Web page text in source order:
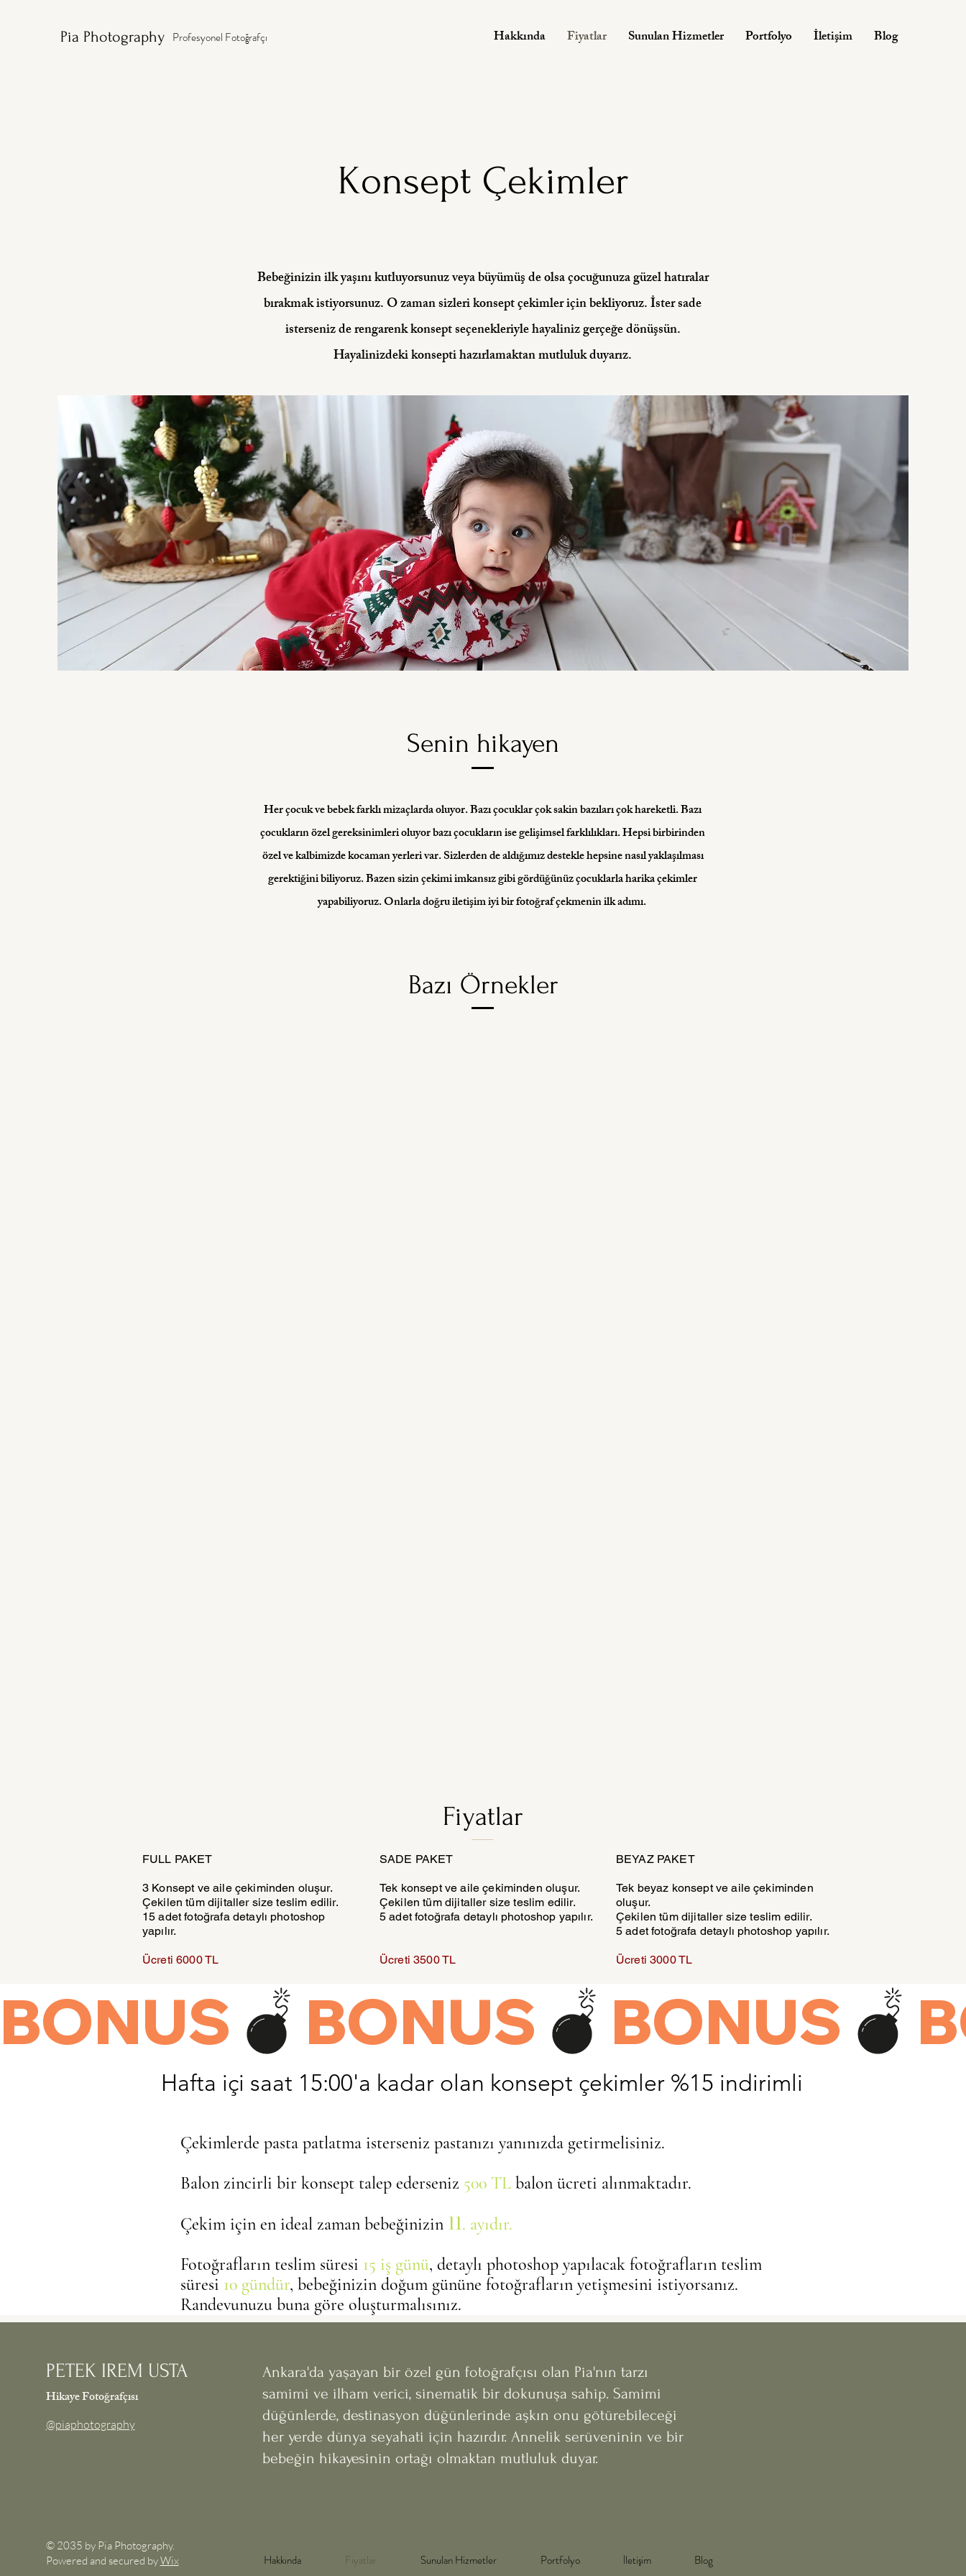
Pia Photography Profesyonel Fotoğrafçı Hakkında Fiyatlar Sunulan Hizmetler Portfolyo İletişim Blog
Konsept Çekimler
Bebeğinizin ilk yaşını kutluyorsunuz veya büyümüş de olsa çocuğunuza güzel hatıralar
bırakmak istiyorsunuz. O zaman sizleri konsept çekimler için bekliyoruz. İster sade
isterseniz de rengarenk konsept seçenekleriyle hayaliniz gerçeğe dönüşsün.
Hayalinizdeki konsepti hazırlamaktan mutluluk duyarız.
Senin hikayen
Her çocuk ve bebek farklı mizaçlarda oluyor. Bazı çocuklar çok sakin bazıları çok hareketli. Bazı
çocukların özel gereksinimleri oluyor bazı çocukların ise gelişimsel farklılıkları. Hepsi birbirinden
özel ve kalbimizde kocaman yerleri var. Sizlerden de aldığımız destekle hepsine nasıl yaklaşılması
gerektiğini biliyoruz. Bazen sizin çekimi imkansız gibi gördüğünüz çocuklarla harika çekimler
yapabiliyoruz. Onlarla doğru iletişim iyi bir fotoğraf çekmenin ilk adımı.
Bazı Örnekler
Fiyatlar
FULL PAKET
3 Konsept ve aile çekiminden oluşur.
Çekilen tüm dijitaller size teslim edilir.
15 adet fotoğrafa detaylı photoshop
yapılır.
Ücreti 6000 TL
SADE PAKET
Tek konsept ve aile çekiminden oluşur.
Çekilen tüm dijitaller size teslim edilir.
5 adet fotoğrafa detaylı photoshop yapılır.
Ücreti 3500 TL
BEYAZ PAKET
Tek beyaz konsept ve aile çekiminden
oluşur.
Çekilen tüm dijitaller size teslim edilir.
5 adet fotoğrafa detaylı photoshop yapılır.
Ücreti 3000 TL
BONUS
Hafta içi saat 15:00'a kadar olan konsept çekimler %15 indirimli
Çekimlerde pasta patlatma isterseniz pastanızı yanınızda getirmelisiniz.
Balon zincirli bir konsept talep ederseniz 500 TL balon ücreti alınmaktadır.
Çekim için en ideal zaman bebeğinizin 11. ayıdır.
Fotoğrafların teslim süresi 15 iş günü, detaylı photoshop yapılacak fotoğrafların teslim
süresi 10 gündür, bebeğinizin doğum gününe fotoğrafların yetişmesini istiyorsanız.
Randevunuzu buna göre oluşturmalısınız.
PETEK IREM USTA
Hikaye Fotoğrafçısı
@piaphotography
© 2035 by Pia Photography.
Powered and secured byWix
Ankara'da yaşayan bir özel gün fotoğrafçısı olan Pia'nın tarzı
samimi ve ilham verici, sinematik bir dokunuşa sahip. Samimi
düğünlerde, destinasyon düğünlerinde aşkın onu götürebileceği
her yerde dünya seyahati için hazırdır. Annelik serüveninin ve bir
bebeğin hikayesinin ortağı olmaktan mutluluk duyar.
Hakkında Fiyatlar Sunulan Hizmetler Portfolyo İletişim Blog